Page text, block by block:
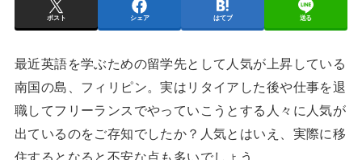
ポスト シェア はてブ 送る
最近英語を学ぶための留学先として人気が上昇している
南国の島、フィリピン。実はリタイアした後や仕事を退
職してフリーランスでやっていこうとする人々に人気が
出ているのをご存知でしたか？人気とはいえ、実際に移
住するとなると不安な点も多いでしょう。